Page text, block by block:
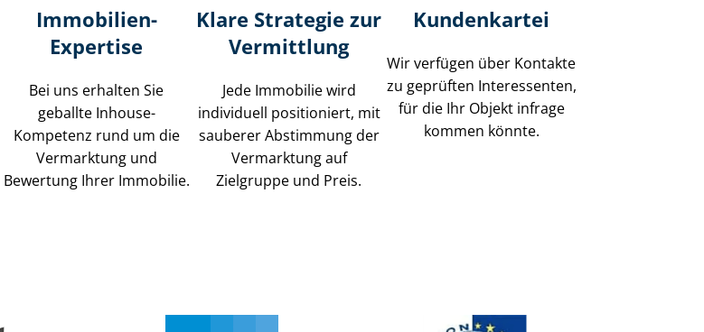
Immobilien-
Expertise
Bei uns erhalten Sie
geballte Inhouse-
Kompetenz rund um die
Vermarktung und
Bewertung Ihrer Immobilie.
Klare Strategie zur
Vermittlung
Jede Immobilie wird
individuell positioniert, mit
sauberer Abstimmung der
Vermarktung auf
Zielgruppe und Preis.
Kundenkartei
Wir verfügen über Kontakte
zu geprüften Interessenten,
für die Ihr Objekt infrage
kommen könnte.